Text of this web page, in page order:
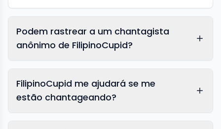
Podem rastrear a um chantagista
anônimo de FilipinoCupid?
FilipinoCupid me ajudará se me
estão chantageando?